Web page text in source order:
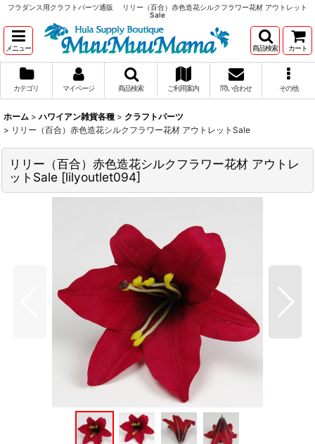
フラダンス用クラフトパーツ通販 リリー（百合）赤色造花シルクフラワー花材 アウトレット
Sale
メニュー 商品検索 カート
カテゴリ マイページ 商品検索 ご利用案内 問い合わせ その他
ホーム > ハワイアン雑貨各種 > クラフトパーツ
> リリー（百合）赤色造花シルクフラワー花材 アウトレットSale
リリー（百合）赤色造花シルクフラワー花材 アウトレ
ットSale [lilyoutlet094]